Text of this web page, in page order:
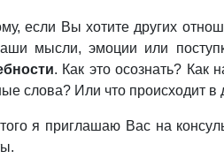
если Вы хотите других
мысли, эмоции или
. Как это осознать? Как
слова? Или что происходит
я приглашаю Вас на